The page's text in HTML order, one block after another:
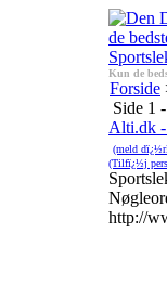
Kun de
Forside
Side 1
Alti.dk -
(meld
(Tilfï¿½j
http://